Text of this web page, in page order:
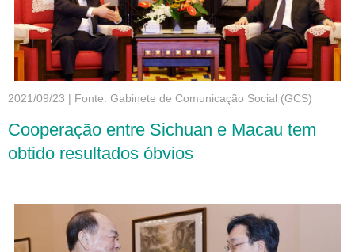
2021/09/23 | Fonte: Gabinete de Comunicação Social (GCS)
Cooperação entre Sichuan e Macau tem
obtido resultados óbvios